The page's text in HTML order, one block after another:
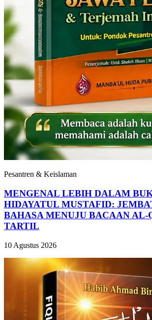
Pesantren & Keislaman
MENGENAL LEBIH DALAM
HIDAYATUL MUSTAFID:
BAHASA MENUJU BACAAN AL-
TARTIL
10 Agustus 2026